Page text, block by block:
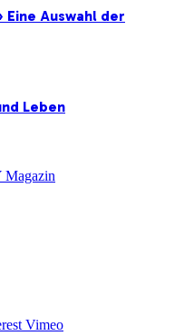
Auswahl der
Leben
Vimeo